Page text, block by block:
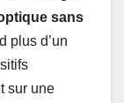
sans
plus d’un
sur une